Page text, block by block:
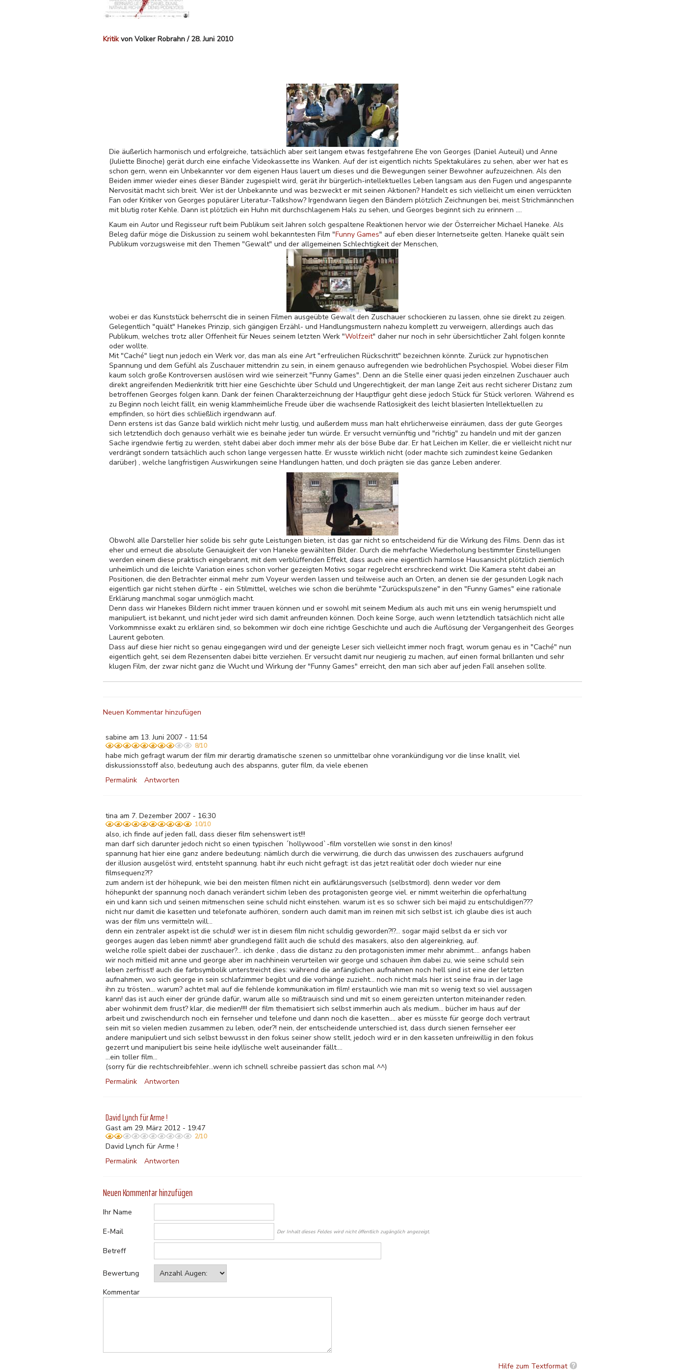
Kritikvon Volker Robrahn / 28. Juni 2010
Die äußerlich harmonisch und erfolgreiche, tatsächlich aber seit langem etwas festgefahrene Ehe von Georges (Daniel Auteuil) und Anne
(Juliette Binoche) gerät durch eine einfache Videokassette ins Wanken. Auf der ist eigentlich nichts Spektakuläres zu sehen, aber wer hat es
schon gern, wenn ein Unbekannter vor dem eigenen Haus lauert um dieses und die Bewegungen seiner Bewohner aufzuzeichnen. Als den
Beiden immer wieder eines dieser Bänder zugespielt wird, gerät ihr bürgerlich-intellektuelles Leben langsam aus den Fugen und angespannte
Nervosität macht sich breit. Wer ist der Unbekannte und was bezweckt er mit seinen Aktionen? Handelt es sich vielleicht um einen verrückten
Fan oder Kritiker von Georges populärer Literatur-Talkshow? Irgendwann liegen den Bändern plötzlich Zeichnungen bei, meist Strichmännchen
mit blutig roter Kehle. Dann ist plötzlich ein Huhn mit durchschlagenem Hals zu sehen, und Georges beginnt sich zu erinnern ....
Kaum ein Autor und Regisseur ruft beim Publikum seit Jahren solch gespaltene Reaktionen hervor wie der Österreicher Michael Haneke. Als
Beleg dafür möge die Diskussion zu seinem wohl bekanntesten Film "Funny Games" auf eben dieser Internetseite gelten. Haneke quält sein
Publikum vorzugsweise mit den Themen "Gewalt" und der allgemeinen Schlechtigkeit der Menschen,
wobei er das Kunststück beherrscht die in seinen Filmen ausgeübte Gewalt den Zuschauer schockieren zu lassen, ohne sie direkt zu zeigen.
Gelegentlich "quält" Hanekes Prinzip, sich gängigen Erzähl- und Handlungsmustern nahezu komplett zu verweigern, allerdings auch das
Publikum, welches trotz aller Offenheit für Neues seinem letzten Werk "Wolfzeit" daher nur noch in sehr übersichtlicher Zahl folgen konnte
oder wollte.
Mit "Caché" liegt nun jedoch ein Werk vor, das man als eine Art "erfreulichen Rückschritt" bezeichnen könnte. Zurück zur hypnotischen
Spannung und dem Gefühl als Zuschauer mittendrin zu sein, in einem genauso aufregenden wie bedrohlichen Psychospiel. Wobei dieser Film
kaum solch große Kontroversen auslösen wird wie seinerzeit "Funny Games". Denn an die Stelle einer quasi jeden einzelnen Zuschauer auch
direkt angreifenden Medienkritik tritt hier eine Geschichte über Schuld und Ungerechtigkeit, der man lange Zeit aus recht sicherer Distanz zum
betroffenen Georges folgen kann. Dank der feinen Charakterzeichnung der Hauptfigur geht diese jedoch Stück für Stück verloren. Während es
zu Beginn noch leicht fällt, ein wenig klammheimliche Freude über die wachsende Ratlosigkeit des leicht blasierten Intellektuellen zu
empfinden, so hört dies schließlich irgendwann auf.
Denn erstens ist das Ganze bald wirklich nicht mehr lustig, und außerdem muss man halt ehrlicherweise einräumen, dass der gute Georges
sich letztendlich doch genauso verhält wie es beinahe jeder tun würde. Er versucht vernünftig und "richtig" zu handeln und mit der ganzen
Sache irgendwie fertig zu werden, steht dabei aber doch immer mehr als der böse Bube dar. Er hat Leichen im Keller, die er vielleicht nicht nur
verdrängt sondern tatsächlich auch schon lange vergessen hatte. Er wusste wirklich nicht (oder machte sich zumindest keine Gedanken
darüber) , welche langfristigen Auswirkungen seine Handlungen hatten, und doch prägten sie das ganze Leben anderer.
Obwohl alle Darsteller hier solide bis sehr gute Leistungen bieten, ist das gar nicht so entscheidend für die Wirkung des Films. Denn das ist
eher und erneut die absolute Genauigkeit der von Haneke gewählten Bilder. Durch die mehrfache Wiederholung bestimmter Einstellungen
werden einem diese praktisch eingebrannt, mit dem verblüffenden Effekt, dass auch eine eigentlich harmlose Hausansicht plötzlich ziemlich
unheimlich und die leichte Variation eines schon vorher gezeigten Motivs sogar regelrecht erschreckend wirkt. Die Kamera steht dabei an
Positionen, die den Betrachter einmal mehr zum Voyeur werden lassen und teilweise auch an Orten, an denen sie der gesunden Logik nach
eigentlich gar nicht stehen dürfte - ein Stilmittel, welches wie schon die berühmte "Zurückspulszene" in den "Funny Games" eine rationale
Erklärung manchmal sogar unmöglich macht.
Denn dass wir Hanekes Bildern nicht immer trauen können und er sowohl mit seinem Medium als auch mit uns ein wenig herumspielt und
manipuliert, ist bekannt, und nicht jeder wird sich damit anfreunden können. Doch keine Sorge, auch wenn letztendlich tatsächlich nicht alle
Vorkommnisse exakt zu erklären sind, so bekommen wir doch eine richtige Geschichte und auch die Auflösung der Vergangenheit des Georges
Laurent geboten.
Dass auf diese hier nicht so genau eingegangen wird und der geneigte Leser sich vielleicht immer noch fragt, worum genau es in "Caché" nun
eigentlich geht, sei dem Rezensenten dabei bitte verziehen. Er versucht damit nur neugierig zu machen, auf einen formal brillanten und sehr
klugen Film, der zwar nicht ganz die Wucht und Wirkung der "Funny Games" erreicht, den man sich aber auf jeden Fall ansehen sollte.
Neuen Kommentar hinzufügen
sabine am 13. Juni 2007 - 11:54
8/10
habe mich gefragt warum der film mir derartig dramatische szenen so unmittelbar ohne vorankündigung vor die linse knallt, viel
diskussionsstoff also, bedeutung auch des abspanns, guter film, da viele ebenen
Permalink
Antworten
tina am 7. Dezember 2007 - 16:30
10/10
also, ich finde auf jeden fall, dass dieser film sehenswert ist!!!
man darf sich darunter jedoch nicht so einen typischen ´hollywood`-film vorstellen wie sonst in den kinos!
spannung hat hier eine ganz andere bedeutung: nämlich durch die verwirrung, die durch das unwissen des zuschauers aufgrund
der illusion ausgelöst wird, entsteht spannung. habt ihr euch nicht gefragt: ist das jetzt realität oder doch wieder nur eine
filmsequenz?!?
zum andern ist der höhepunk, wie bei den meisten filmen nicht ein aufklärungsversuch (selbstmord). denn weder vor dem
höhepunkt der spannung noch danach verändert sichim leben des protagonisten george viel. er nimmt weiterhin die opferhaltung
ein und kann sich und seinen mitmenschen seine schuld nicht einstehen. warum ist es so schwer sich bei majid zu entschuldigen???
nicht nur damit die kasetten und telefonate aufhören, sondern auch damit man im reinen mit sich selbst ist. ich glaube dies ist auch
was der film uns vermitteln will...
denn ein zentraler aspekt ist die schuld! wer ist in diesem film nicht schuldig geworden?!?... sogar majid selbst da er sich vor
georges augen das leben nimmt! aber grundlegend fällt auch die schuld des masakers, also den algereinkrieg, auf.
welche rolle spielt dabei der zuschauer?... ich denke , dass die distanz zu den protagonisten immer mehr abnimmt.... anfangs haben
wir noch mitleid mit anne und george aber im nachhinein verurteilen wir george und schauen ihm dabei zu, wie seine schuld sein
leben zerfrisst! auch die farbsymbolik unterstreicht dies: während die anfänglichen aufnahmen noch hell sind ist eine der letzten
aufnahmen, wo sich george in sein schlafzimmer begibt und die vorhänge zuzieht... noch nicht mals hier ist seine frau in der lage
ihn zu trösten... warum? achtet mal auf die fehlende kommunikation im film! erstaunlich wie man mit so wenig text so viel aussagen
kann! das ist auch einer der gründe dafür, warum alle so mißtrauisch sind und mit so einem gereizten unterton miteinander reden.
aber wohinmit dem frust? klar, die medien!!!! der film thematisiert sich selbst immerhin auch als medium... bücher im haus auf der
arbeit und zwischendurch noch ein fernseher und telefone und dann noch die kasetten.... aber es müsste für george doch vertraut
sein mit so vielen medien zusammen zu leben, oder?! nein, der entscheidende unterschied ist, dass durch sienen fernseher eer
andere manipuliert und sich selbst bewusst in den fokus seiner show stellt, jedoch wird er in den kasseten unfreiwillig in den fokus
gezerrt und manipuliert bis seine heile idyllische welt auseinander fällt....
...ein toller film...
(sorry für die rechtschreibfehler...wenn ich schnell schreibe passiert das schon mal ^^)
Permalink
Antworten
David Lynch für Arme !
Gast am 29. März 2012 - 19:47
2/10
David Lynch für Arme !
Permalink
Antworten
Neuen Kommentar hinzufügen
Ihr Name
E-Mail
Der Inhalt dieses Feldes wird nicht öffentlich zugänglich angezeigt.
Betreff
Bewertung
Kommentar
Hilfe zum Textformat